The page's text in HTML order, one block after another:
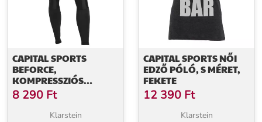
CAPITAL SPORTS
BEFORCE,
KOMPRESSZIÓS
NADRÁG,
FUNKCIONÁLIS
FEHÉRNEMŰ, FÉRFI, L
8 290 Ft
Klarstein
CAPITAL SPORTS NŐI
EDZŐ PÓLÓ, S MÉRET,
FEKETE
12 390 Ft
Klarstein